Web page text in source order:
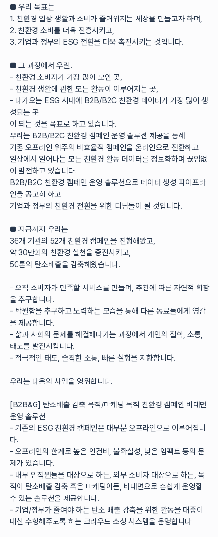
■ 우리 목표는
1. 친환경 일상 생활과 소비가 즐거워지는 세상을 만들고자 하며,
2. 친환경 소비를 더욱 진흥시키고,
3. 기업과 정부의 ESG 전환을 더욱 촉진시키는 것입니다.
■ 그 과정에서 우린.
- 친환경 소비자가 가장 많이 모인 곳,
- 친환경 생활에 관한 모든 활동이 이루어지는 곳,
- 다가오는 ESG 시대에 B2B/B2C 친환경 데이터가 가장 많이 생
성되는 곳
이 되는 것을 목표로 하고 있습니다.
우리는 B2B/B2C 친환경 캠페인 운영 솔루션 제공을 통해
기존 오프라인 위주의 비효율적 캠페인을 온라인으로 전환하고
일상에서 일어나는 모든 친환경 활동 데이터를 정보화하며 끊임없
이 발전하고 있습니다.
B2B/B2C 친환경 캠페인 운영 솔루션으로 데이터 생성 파이프라
인을 공고히 하고
기업과 정부의 친환경 전환을 위한 디딤돌이 될 것입니다.
■ 지금까지 우리는
36개 기관의 52개 친환경 캠페인을 진행해왔고,
약 30만회의 친환경 실천을 증진시키고,
50톤의 탄소배출을 감축해왔습니다.
- 오직 소비자가 만족할 서비스를 만들며, 추천에 따른 자연적 확장
을 추구합니다.
- 탁월함을 추구하고 노력하는 모습을 통해 다른 동료들에게 영감
을 제공합니다.
- 삶과 사회의 문제를 해결해나가는 과정에서 개인의 철학, 소통,
태도를 발전시킵니다.
- 적극적인 태도, 솔직한 소통, 빠른 실행을 지향합니다.
우리는 다음의 사업을 영위합니다.
[B2B&G] 탄소배출 감축 목적/마케팅 목적 친환경 캠페인 비대면
운영 솔루션
- 기존의 ESG 친환경 캠페인은 대부분 오프라인으로 이루어집니
다.
- 오프라인의 한계로 높은 인건비, 불확실성, 낮은 임팩트 등의 문
제가 있습니다.
- 내부 임직원들을 대상으로 하든, 외부 소비자 대상으로 하든, 목
적이 탄소배출 감축 혹은 마케팅이든, 비대면으로 손쉽게 운영할
수 있는 솔루션을 제공합니다.
- 기업/정부가 줄여야 하는 탄소 배출 감축을 위한 활동을 대중이
대신 수행해주도록 하는 크라우드 소싱 시스템을 운영합니다